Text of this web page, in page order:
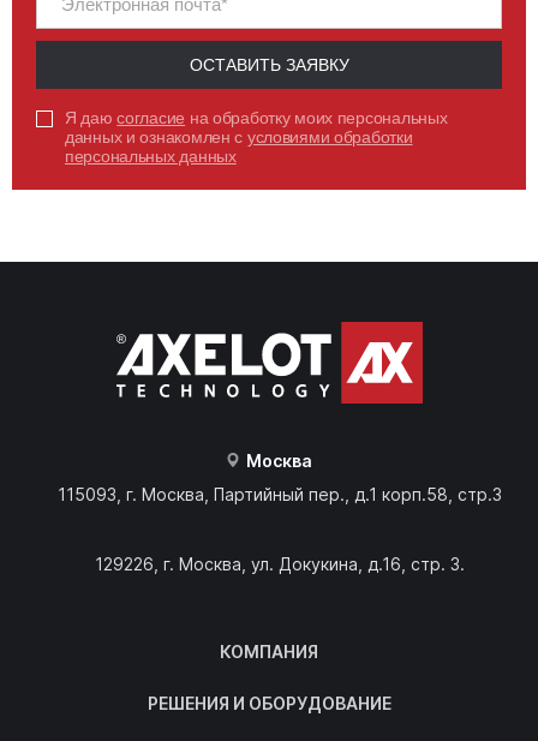
ОСТАВИТЬ ЗАЯВКУ
Я даюсогласие на обработку моих персональных
данных и ознакомлен с условиями обработки
персональных данных
Москва
115093, г. Москва, Партийный пер., д.1 корп.58, стр.3
129226, г. Москва, ул. Докукина, д.16, стр. 3.
КОМПАНИЯ
РЕШЕНИЯ И ОБОРУДОВАНИЕ